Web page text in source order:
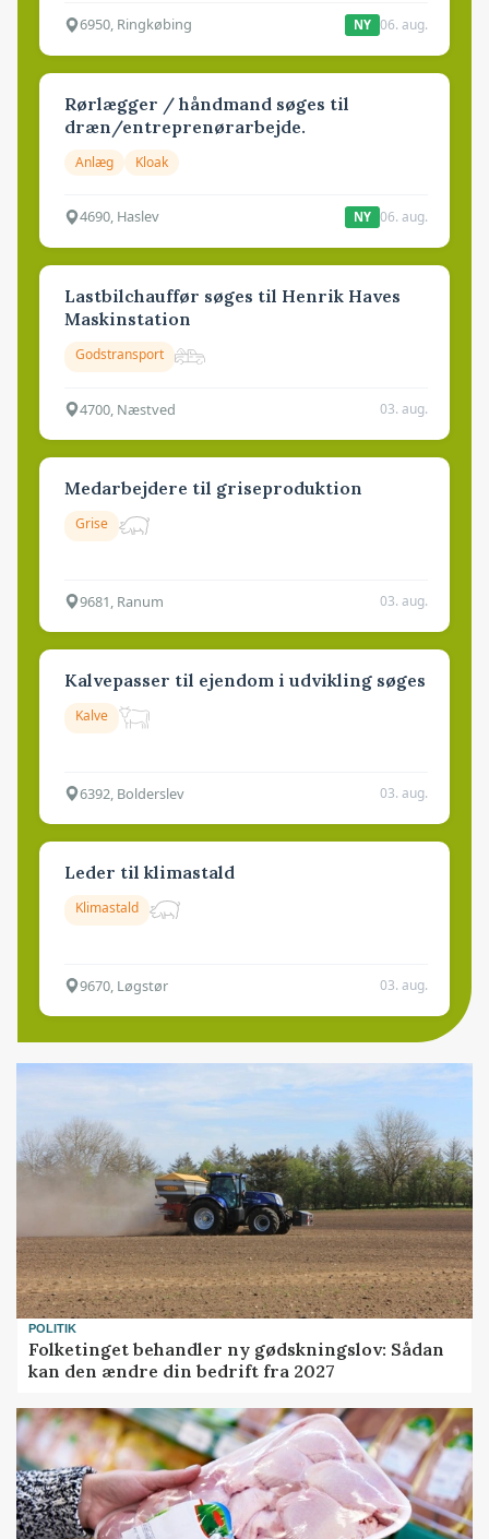
6950, Ringkøbing NY 06. aug.
Rørlægger / håndmand søges til
dræn/entreprenørarbejde.
Anlæg Kloak
4690, Haslev NY 06. aug.
Lastbilchauffør søges til Henrik Haves
Maskinstation
Godstransport
4700, Næstved 03. aug.
Medarbejdere til griseproduktion
Grise
9681, Ranum 03. aug.
Kalvepasser til ejendom i udvikling søges
Kalve
6392, Bolderslev 03. aug.
Leder til klimastald
Klimastald
9670, Løgstør 03. aug.
POLITIK
Folketinget behandler ny gødskningslov: Sådan
kan den ændre din bedrift fra 2027